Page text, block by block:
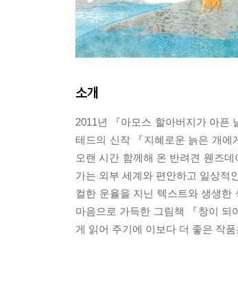
소개
2011년 『아모스 할아버지가 아픈
테드의 신작 『지혜로운 늙은 개
오랜 시간 함께해 온 반려견 웬즈
가는 외부 세계와 편안하고 일상적
컬한 운율을 지닌 텍스트와 생생한
마음으로 가득한 그림책 『창이 되
게 읽어 주기에 이보다 더 좋은 작